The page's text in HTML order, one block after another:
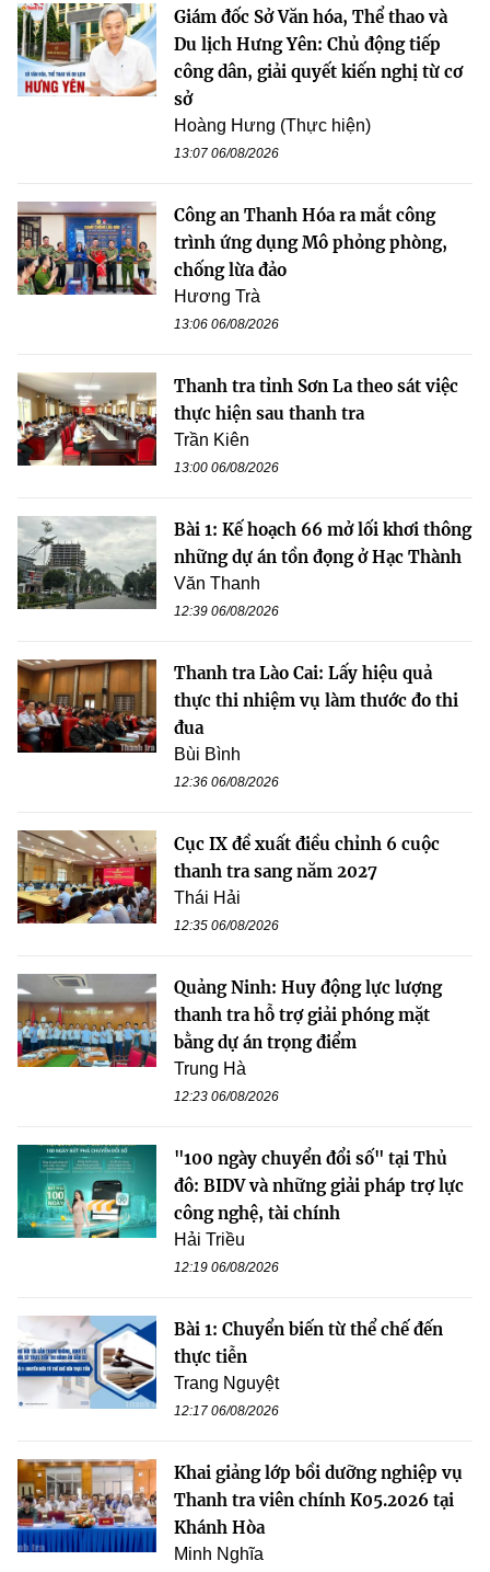
Giám đốc Sở Văn hóa, Thể thao và
Du lịch Hưng Yên: Chủ động tiếp
công dân, giải quyết kiến nghị từ cơ
sở
Hoàng Hưng (Thực hiện)
13:07 06/08/2026
Công an Thanh Hóa ra mắt công
trình ứng dụng Mô phỏng phòng,
chống lừa đảo
Hương Trà
13:06 06/08/2026
Thanh tra tỉnh Sơn La theo sát việc
thực hiện sau thanh tra
Trần Kiên
13:00 06/08/2026
Bài 1: Kế hoạch 66 mở lối khơi thông
những dự án tồn đọng ở Hạc Thành
Văn Thanh
12:39 06/08/2026
Thanh tra Lào Cai: Lấy hiệu quả
thực thi nhiệm vụ làm thước đo thi
đua
Bùi Bình
12:36 06/08/2026
Cục IX đề xuất điều chỉnh 6 cuộc
thanh tra sang năm 2027
Thái Hải
12:35 06/08/2026
Quảng Ninh: Huy động lực lượng
thanh tra hỗ trợ giải phóng mặt
bằng dự án trọng điểm
Trung Hà
12:23 06/08/2026
"100 ngày chuyển đổi số" tại Thủ
đô: BIDV và những giải pháp trợ lực
công nghệ, tài chính
Hải Triều
12:19 06/08/2026
Bài 1: Chuyển biến từ thể chế đến
thực tiễn
Trang Nguyệt
12:17 06/08/2026
Khai giảng lớp bồi dưỡng nghiệp vụ
Thanh tra viên chính K05.2026 tại
Khánh Hòa
Minh Nghĩa